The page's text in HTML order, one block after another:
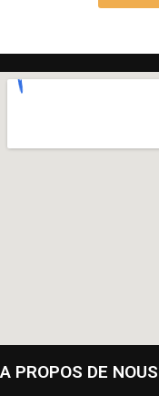
A PROPOS DE NOUS